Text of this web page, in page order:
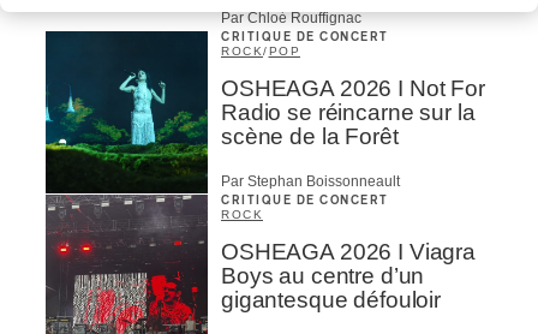
Par Chloé Rouffignac
CRITIQUE DE CONCERT
ROCK/POP
OSHEAGA 2026 I Not For
Radio se réincarne sur la
scène de la Forêt
Par Stephan Boissonneault
CRITIQUE DE CONCERT
ROCK
OSHEAGA 2026 I Viagra
Boys au centre d’un
gigantesque défouloir